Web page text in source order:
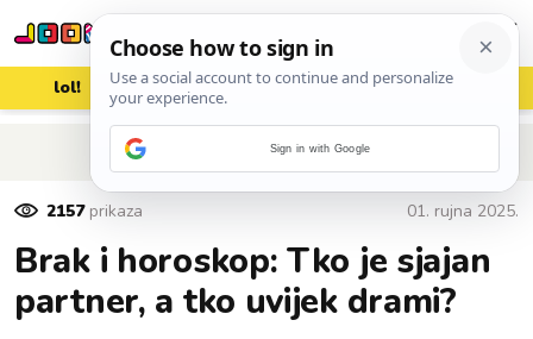
lol! aww vrh! woot?!
POVRATAK NA ČLANAK
2157prikaza 01. rujna 2025.
Brak i horoskop: Tko je sjajan
partner, a tko uvijek drami?
Sign in with Google